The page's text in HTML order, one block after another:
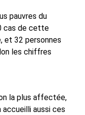
pauvres du
cas de cette
et 32 personnes
les chiffres
la plus affectée,
aussi ces